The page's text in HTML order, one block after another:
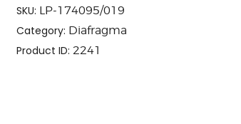
SKU: LP-174095/019
Category: Diafragma
Product ID: 2241